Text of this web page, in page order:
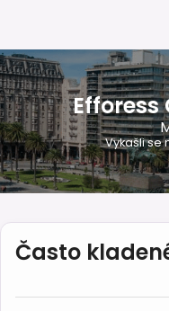
Vykašli se
Často